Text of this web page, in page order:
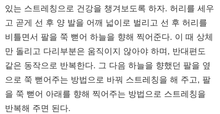
있는 스트레칭으로 건강을 챙겨보도록 하자. 허리를 세우
고 곧게 선 후 양 발을 어깨 넓이로 벌리고 선 후 허리를
비틀면서 팔을 쭉 뻗어 하늘을 향해 찍어준다. 이 때 상체
만 돌리고 다리부분은 움직이지 않아야 하며, 반대편도
같은 동작으로 반복한다. 그 다음 하늘을 향했던 팔을 옆
으로 쭉 뻗어주는 방법으로 바꿔 스트레칭을 해 주고, 팔
을 쭉 뻗어 아래를 향해 찍어주는 방법으로 스트레칭을
반복해 주면 된다.